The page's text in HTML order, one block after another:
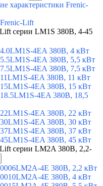
характеристики Frenic-
Lift
серии LM1S 380В, 4-45
4EA 380В, 4 кВт
4EA 380В, 5,5 кВт
4EA 380В, 7,5 кВт
4EA 380В, 11 кВт
4EA 380В, 15 кВт
4EA 380В, 18,5
4EA 380В, 22 кВт
4EA 380В, 30 кВт
4EA 380В, 37 кВт
4EA 380В, 45 кВт
серии LM2A 380В, 2,2-
4E 380В, 2,2 кВт
4E 380В, 4 кВт